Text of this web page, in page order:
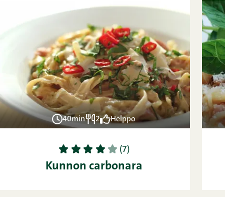
40min 2 Helppo
1 2 3 4 5 (7)
Kunnon carbonara